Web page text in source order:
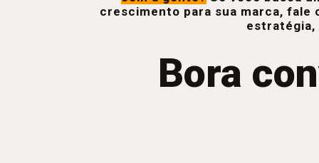
crescimento para sua marca, fale
estratégia,
Bora